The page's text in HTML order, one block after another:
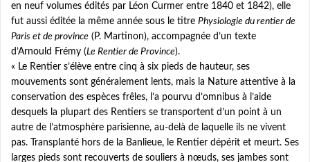
en neuf volumes édités par Léon Curmer entre 1840 et 1842), elle
fut aussi éditée la même année sous le titre Physiologie du rentier de
Paris et de province (P. Martinon), accompagnée d’un texte
d’Arnould Frémy (Le Rentier de Province).
« Le Rentier s’élève entre cinq à six pieds de hauteur, ses
mouvements sont généralement lents, mais la Nature attentive à la
conservation des espèces frêles, l’a pourvu d’omnibus à l’aide
desquels la plupart des Rentiers se transportent d’un point à un
autre de l’atmosphère parisienne, au-delà de laquelle ils ne vivent
pas. Transplanté hors de la Banlieue, le Rentier dépérit et meurt. Ses
larges pieds sont recouverts de souliers à nœuds, ses jambes sont